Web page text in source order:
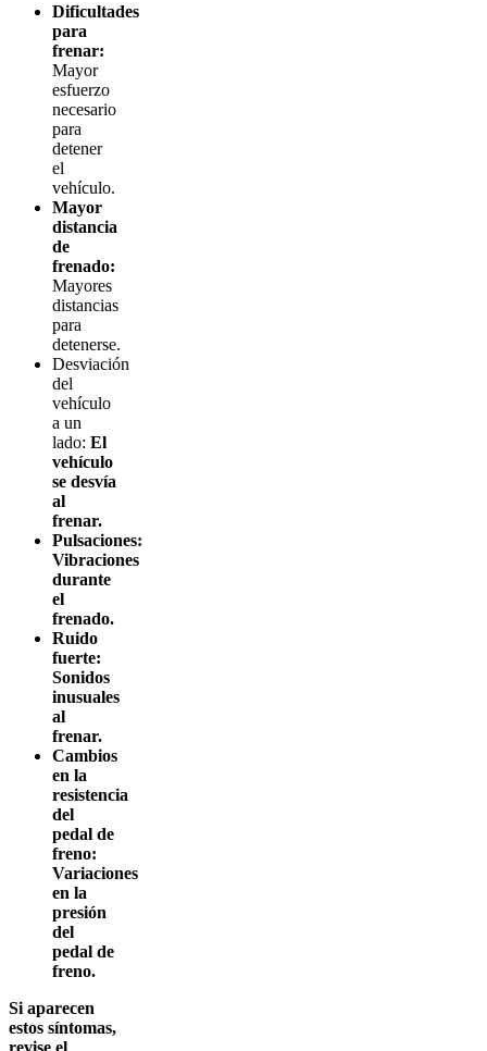
Dificultades
para
frenar:
Mayor
esfuerzo
necesario
para
detener
el
vehículo.
Mayor
distancia
de
frenado:
Mayores
distancias
para
detenerse.
Desviación
del
vehículo
a un
lado: El
vehículo
se desvía
al
frenar.
Pulsaciones:
Vibraciones
durante
el
frenado.
Ruido
fuerte:
Sonidos
inusuales
al
frenar.
Cambios
en la
resistencia
del
pedal de
freno:
Variaciones
en la
presión
del
pedal de
freno.
Si aparecen
estos síntomas,
revise el